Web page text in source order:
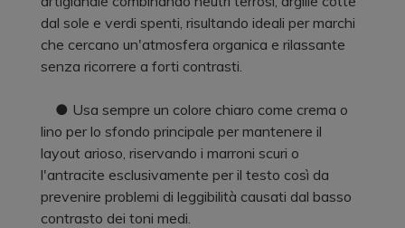
dal sole e verdi spenti, risultando ideali per marchi
che cercano un'atmosfera organica e rilassante
senza ricorrere a forti contrasti.
● Usa sempre un colore chiaro come crema o
lino per lo sfondo principale per mantenere il
layout arioso, riservando i marroni scuri o
l'antracite esclusivamente per il testo così da
prevenire problemi di leggibilità causati dal basso
contrasto dei toni medi.